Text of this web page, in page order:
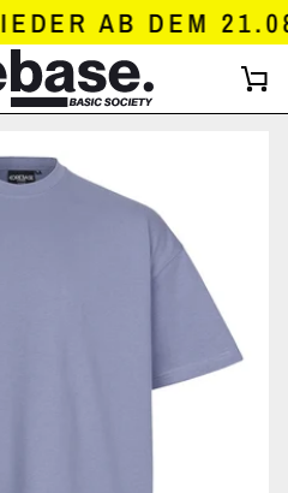
AB DEM